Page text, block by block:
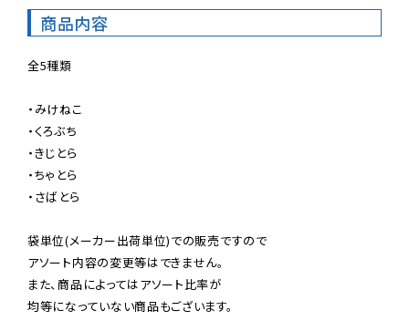
商品内容
全5種類
・みけねこ
・くろぶち
・きじとら
・ちゃとら
・さばとら
袋単位(メーカー出荷単位)での販売ですので
アソート内容の変更等はできません。
また、商品によってはアソート比率が
均等になっていない商品もございます。